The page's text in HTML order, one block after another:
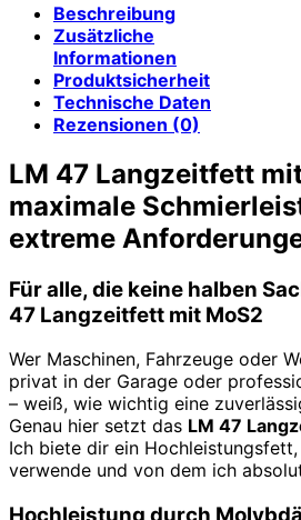
Beschreibung
Zusätzliche
Informationen
Produktsicherheit
Technische Daten
Rezensionen (0)
LM 47 Langzeitfett
maximale
extreme
Für alle, die keine halben
47 Langzeitfett mit MoS2
Wer Maschinen, Fahrzeuge oder
privat in der Garage oder
– weiß, wie wichtig eine
Genau hier setzt das LM 47
Ich biete dir ein
verwende und von dem ich